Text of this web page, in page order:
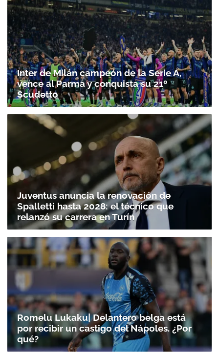
Inter de Milán campeón de la Serie A,
vence al Parma y conquista su 21º
Scudetto
Juventus anuncia la renovación de
Spalletti hasta 2028: el técnico que
relanzó su carrera en Turín
Romelu Lukaku| Delantero belga está
por recibir un castigo del Nápoles. ¿Por
qué?